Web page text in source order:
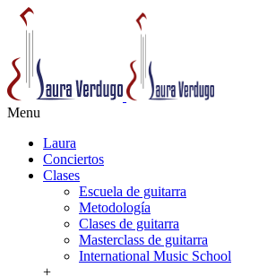
Menu
Laura
Conciertos
Clases
Escuela de guitarra
Metodología
Clases de guitarra
Masterclass de guitarra
International Music School
+